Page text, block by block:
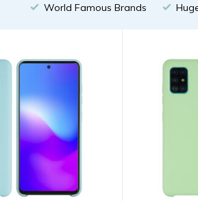
World Famous Brands